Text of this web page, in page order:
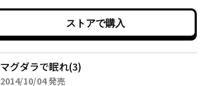
ストアで購入
マグダラで眠れ(3)
2014/10/042014年10月04日
発売